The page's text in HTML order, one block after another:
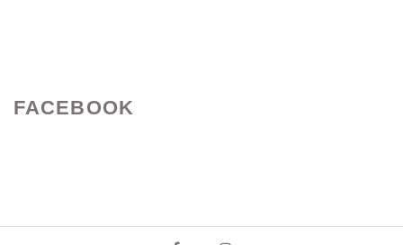
FACEBOOK